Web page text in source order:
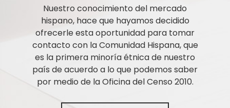
Nuestro conocimiento del mercado
hispano, hace que hayamos decidido
ofrecerle esta oportunidad para tomar
contacto con la Comunidad Hispana, que
es la primera minoría étnica de nuestro
país de acuerdo a lo que podemos saber
por medio de la Oficina del Censo 2010.